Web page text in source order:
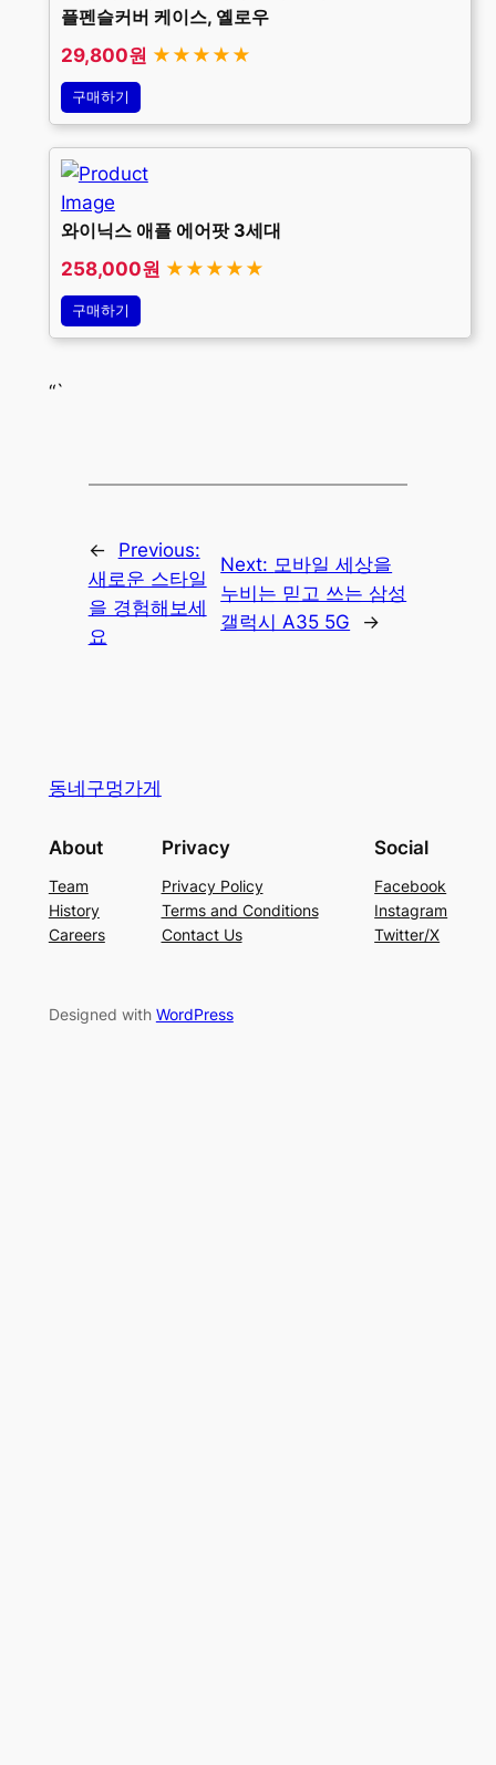
플펜슬커버 케이스, 옐로우
29,800원 ★★★★★
구매하기
와이닉스 애플 에어팟 3세대
258,000원 ★★★★★
구매하기
“`
←
Previous:
새로운 스타일
을 경험해보세
요
Next: 모바일 세상을
누비는 믿고 쓰는 삼성
갤럭시 A35 5G
→
동네구멍가게
About
Team
History
Careers
Privacy
Privacy Policy
Terms and Conditions
Contact Us
Social
Facebook
Instagram
Twitter/X
Designed with WordPress